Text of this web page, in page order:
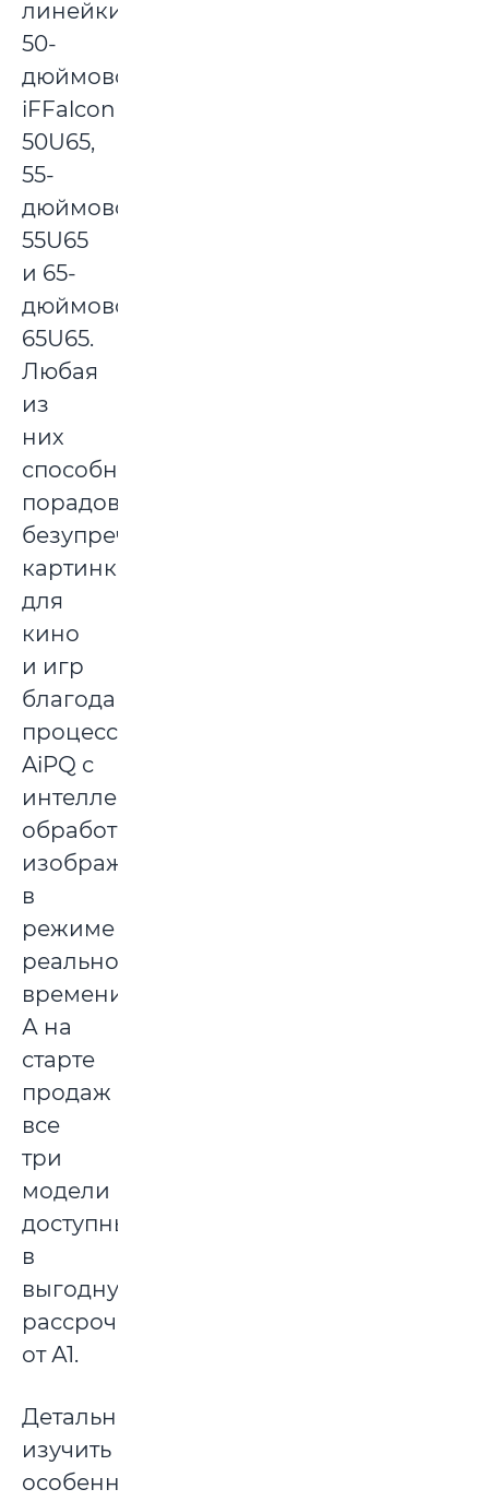
линейки:
50-
дюймовой
iFFalcon
50U65,
55-
дюймовой
55U65
и 65-
дюймовой
65U65.
Любая
из
них
способна
порадовать
безупречной
картинкой
для
кино
и игр
благодаря
процессору
AiPQ с
интеллектуальной
обработкой
изображения
в
режиме
реального
времени.
А на
старте
продаж
все
три
модели
доступны
в
выгодную
рассрочку
от А1.
Детально
изучить
особенности